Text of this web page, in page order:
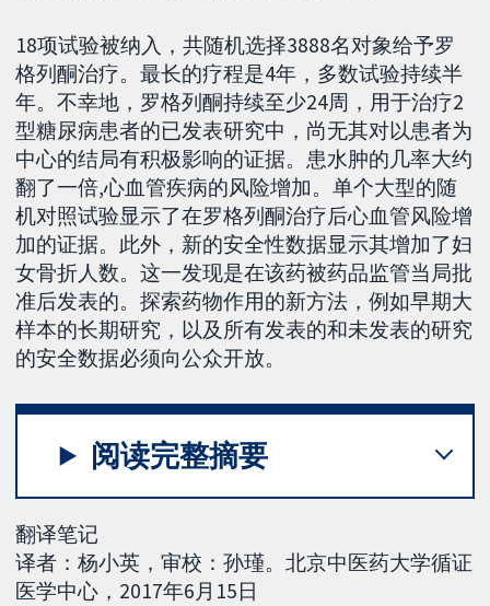
18项试验被纳入，共随机选择3888名对象给予罗
格列酮治疗。最长的疗程是4年，多数试验持续半
年。不幸地，罗格列酮持续至少24周，用于治疗2
型糖尿病患者的已发表研究中，尚无其对以患者为
中心的结局有积极影响的证据。患水肿的几率大约
翻了一倍,心血管疾病的风险增加。单个大型的随
机对照试验显示了在罗格列酮治疗后心血管风险增
加的证据。此外，新的安全性数据显示其增加了妇
女骨折人数。这一发现是在该药被药品监管当局批
准后发表的。探索药物作用的新方法，例如早期大
样本的长期研究，以及所有发表的和未发表的研究
的安全数据必须向公众开放。
阅读完整摘要
翻译笔记
译者：杨小英，审校：孙瑾。北京中医药大学循证
医学中心，2017年6月15日